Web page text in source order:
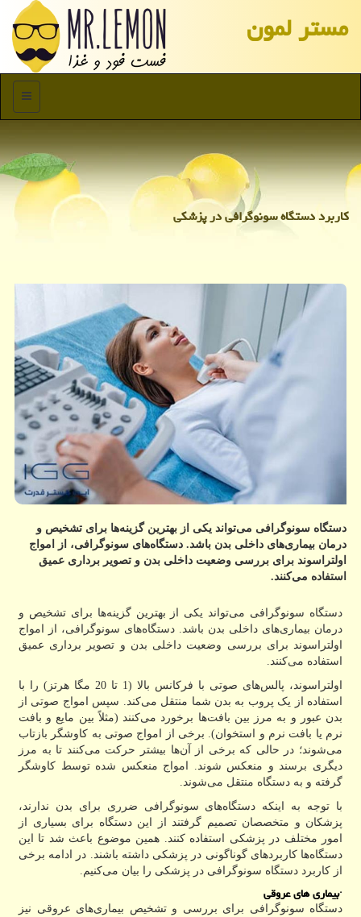
مستر لمون
منو
کاربرد دستگاه سونوگرافی در پزشکی
دستگاه سونوگرافی می‌تواند یکی از بهترین گزینه‌ها برای تشخیص و
درمان بیماری‌های داخلی بدن باشد. دستگاه‌های سونوگرافی، از امواج
اولتراسوند برای بررسی وضعیت داخلی بدن و تصویر برداری عمیق
استفاده می‌کنند.
دستگاه سونوگرافی می‌تواند یکی از بهترین گزینه‌ها برای تشخیص و
درمان بیماری‌های داخلی بدن باشد. دستگاه‌های سونوگرافی، از امواج
اولتراسوند برای بررسی وضعیت داخلی بدن و تصویر برداری عمیق
استفاده می‌کنند.
اولتراسوند، پالس‌های صوتی با فرکانس بالا (1 تا 20 مگا هرتز) را با
استفاده از یک پروب به بدن شما منتقل می‌کند. سپس امواج صوتی از
بدن عبور و به مرز بین بافت‌ها برخورد می‌کنند (مثلاً بین مایع و بافت
نرم یا بافت نرم و استخوان). برخی از امواج صوتی به کاوشگر بازتاب
می‌شوند؛ در حالی که برخی از آن‌ها بیشتر حرکت می‌کنند تا به مرز
دیگری برسند و منعکس شوند. امواج منعکس شده توسط کاوشگر
گرفته و به دستگاه منتقل می‌شوند.
با توجه به اینکه دستگاه‌های سونوگرافی ضرری برای بدن ندارند،
پزشکان و متخصصان تصمیم گرفتند از این دستگاه برای بسیاری از
امور مختلف در پزشکی استفاده کنند. همین موضوع باعث شد تا این
دستگاه‌ها کاربردهای گوناگونی در پزشکی داشته باشند. در ادامه برخی
از کاربرد دستگاه سونوگرافی در پزشکی را بیان می‌کنیم.
·بیماری‌های عروقی
دستگاه سونوگرافی برای بررسی و تشخیص بیماری‌های عروقی نیز